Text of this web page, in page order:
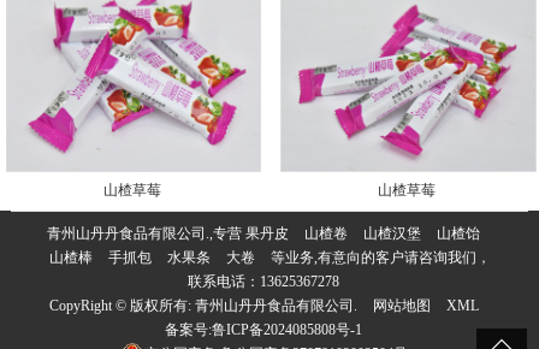
山楂草莓 山楂草莓
青州山丹丹食品有限公司.,专营 果丹皮 山楂卷 山楂汉堡
山楂饴
山楂棒
手抓包 水果条 大卷
等业务,有意向的客户请咨询我们，
联系电话： 13625367278
CopyRight © 版权所有: 青州山丹丹食品有限公司. 网站地图
XML
备案号:鲁ICP备2024085808号-1